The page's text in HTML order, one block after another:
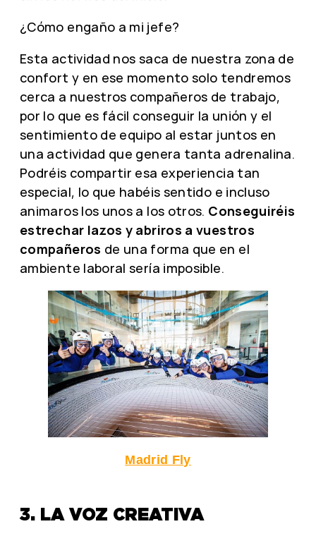
¿Cómo engaño a mi jefe?
Esta actividad nos saca de nuestra zona de
confort y en ese momento solo tendremos
cerca a nuestros compañeros de trabajo,
por lo que es fácil conseguir la unión y el
sentimiento de equipo al estar juntos en
una actividad que genera tanta adrenalina.
Podréis compartir esa experiencia tan
especial, lo que habéis sentido e incluso
animaros los unos a los otros. Conseguiréis
estrechar lazos y abriros a vuestros
compañeros de una forma que en el
ambiente laboral sería imposible.
Madrid Fly
3. LA VOZ CREATIVA